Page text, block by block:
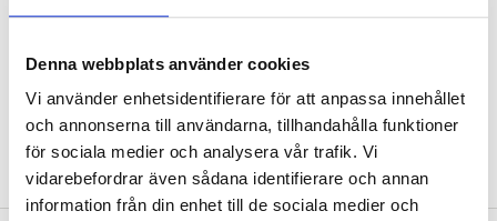
Denna webbplats använder cookies
Vi använder enhetsidentifierare för att anpassa innehållet
och annonserna till användarna, tillhandahålla funktioner
för sociala medier och analysera vår trafik. Vi
vidarebefordrar även sådana identifierare och annan
information från din enhet till de sociala medier och
Cable area
Colour
Red